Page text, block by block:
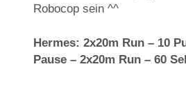
Robocop sein ^^
Hermes: 2x20m Run – 10
Pause – 2x20m Run – 60